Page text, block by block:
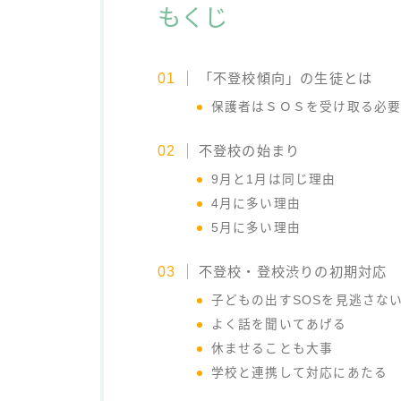
もくじ
「不登校傾向」の生徒とは
保護者はＳＯＳを受け取る必
不登校の始まり
9月と1月は同じ理由
4月に多い理由
5月に多い理由
不登校・登校渋りの初期対応
子どもの出すSOSを見逃さない
よく話を聞いてあげる
休ませることも大事
学校と連携して対応にあたる